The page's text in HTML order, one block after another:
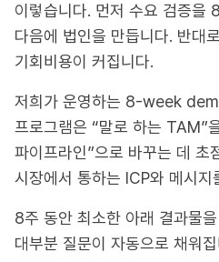
이렇습니다. 먼저 수요 검증을
다음에 법인을 만듭니다. 반대
기회비용이 커집니다.
저희가 운영하는 8-week
프로그램은 “말로 하는 TAM”
파이프라인”으로 바꾸는 데 초
시장에서 통하는 ICP와 메시지
8주 동안 최소한 아래 결과물
대부분 질문이 자동으로 채워